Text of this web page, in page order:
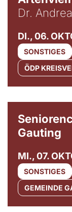
Dr.
DI., 06.
SONSTIGES
ÖDP
Gauting
MI., 07.
SONSTIGES
GEMEINDE